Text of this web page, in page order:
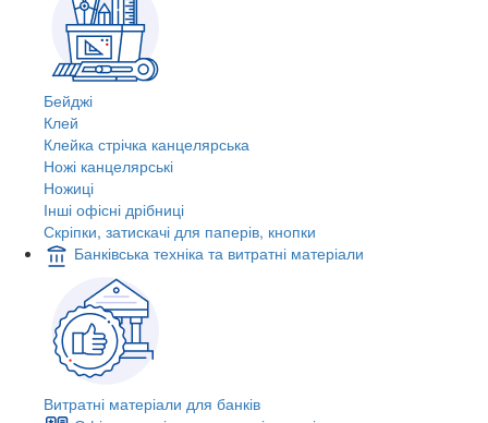
Бейджі
Клей
Клейка стрічка канцелярська
Ножі канцелярські
Ножиці
Інші офісні дрібниці
Скріпки, затискачі для паперів, кнопки
Банківська техніка та витратні матеріали
Витратні матеріали для банків